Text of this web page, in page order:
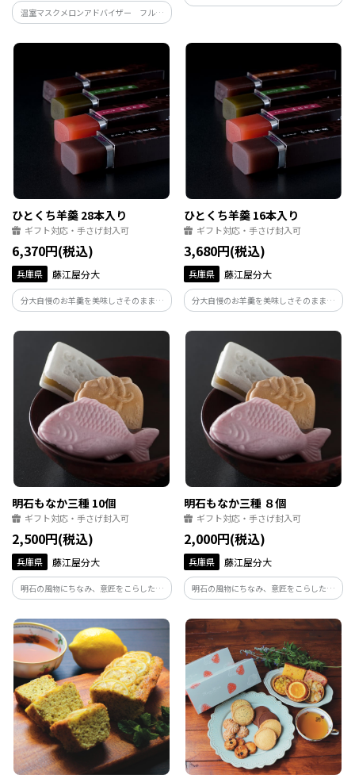
ル伊丹店
温室マスクメロンアドバイザー フルー
ツ & ベジタブルジュニアマイスター
二つの資格を持つフルーツのソムリエが
「かけはし」と、源氏物語の蔦の細道由
ひとくち羊羹 28本入り
ギフト対応・手さげ封入可
6,370円(税込)
兵庫県 藤江屋分大
分大自慢のお羊羹を美味しさそのままで
てのひらサイズにてご用意いたしまし
た。 「丁稚羊羹」「梅の春」「茶の庵」
「紅ほのか」風味豊かな４種類の味をお
楽しみください。
ひとくち羊羹 16本入り
ギフト対応・手さげ封入可
3,680円(税込)
兵庫県 藤江屋分大
分大自慢のお羊羹を美味しさそのままで
てのひらサイズにてご用意いたしまし
た。 「丁稚羊羹」「梅の春」「茶の庵」
「紅ほのか」風味豊かな４種類の味をお
楽しみください。
明石もなか三種 10個
ギフト対応・手さげ封入可
2,500円(税込)
兵庫県 藤江屋分大
明石の風物にちなみ、意匠をこらした三
種の最中の詰め合わせです。 鯛もなか
（こしあん）、蛸つぼ（粒あん）、たん
ざく（抹茶あん）。 ユニークで愛らしい
かたちと、豊かな風味がご好評をいただ
いております。
明石もなか三種 ８個
ギフト対応・手さげ封入可
2,000円(税込)
兵庫県 藤江屋分大
明石の風物にちなみ、意匠をこらした三
種の最中の詰め合わせです。 鯛もなか
（こしあん）、蛸つぼ（粒あん）、たん
ざく（抹茶あん）。 ユニークで愛らしい
かたちと、豊かな風味がご好評をいただ
いております。